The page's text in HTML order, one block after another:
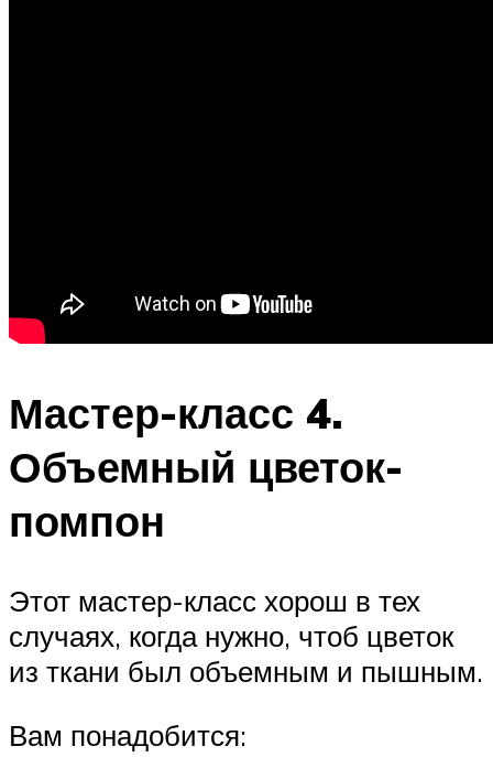
Мастер-класс 4.
Объемный цветок-
помпон
Этот мастер-класс хорош в тех
случаях, когда нужно, чтоб цветок
из ткани был объемным и пышным.
Вам понадобится: